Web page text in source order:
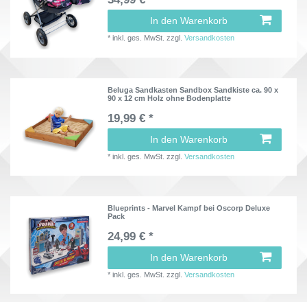
In den Warenkorb
*inkl. ges. MwSt. zzgl.Versandkosten
Beluga Sandkasten Sandbox Sandkiste ca. 90 x
90 x 12 cm Holz ohne Bodenplatte
19,99 € *
In den Warenkorb
*inkl. ges. MwSt. zzgl.Versandkosten
Blueprints - Marvel Kampf bei Oscorp Deluxe
Pack
24,99 € *
In den Warenkorb
*inkl. ges. MwSt. zzgl.Versandkosten